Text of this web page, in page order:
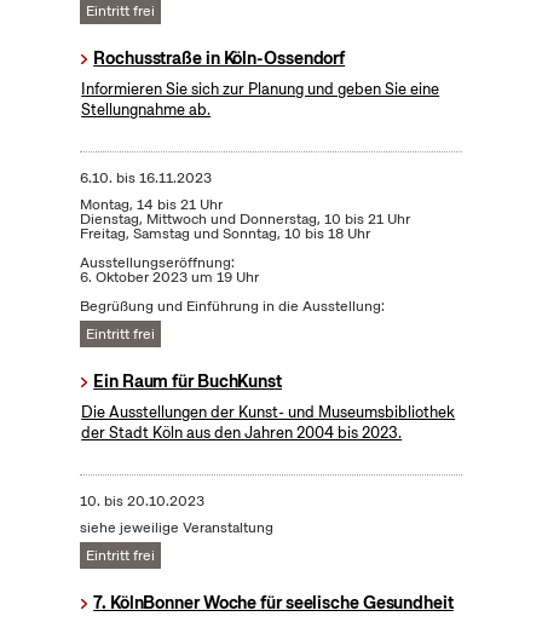
Eintritt frei
Rochusstraße in Köln-Ossendorf
Informieren Sie sich zur Planung und geben Sie eine
Stellungnahme ab.
6.10. bis16.11.2023
Montag, 14 bis 21 Uhr
Dienstag, Mittwoch und Donnerstag, 10 bis 21 Uhr
Freitag, Samstag und Sonntag, 10 bis 18 Uhr
Ausstellungseröffnung:
6. Oktober 2023 um 19 Uhr
Begrüßung und Einführung in die Ausstellung:
Eintritt frei
Ein Raum für BuchKunst
Die Ausstellungen der Kunst- und Museumsbibliothek
der Stadt Köln aus den Jahren 2004 bis 2023.
10. bis20.10.2023
siehe jeweilige Veranstaltung
Eintritt frei
7. KölnBonner Woche für seelische Gesundheit